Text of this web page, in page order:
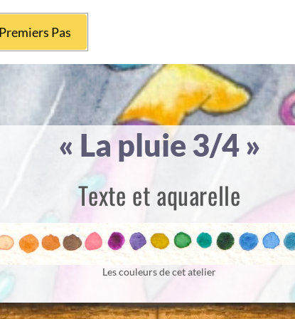
Premiers Pas
« La pluie 3/4 »
Texte et aquarelle
Les couleurs de cet atelier